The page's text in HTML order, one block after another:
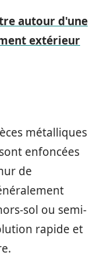
autour d'une
extérieur
métalliques
enfoncées
de
sol ou semi-
rapide et